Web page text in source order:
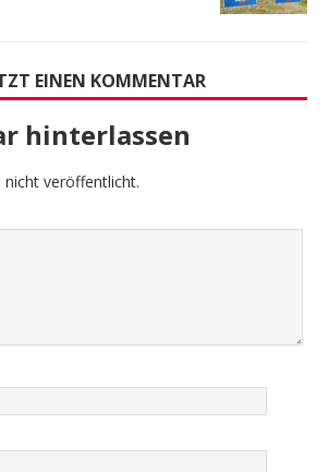
EINEN KOMMENTAR
hinterlassen
nicht veröffentlicht.